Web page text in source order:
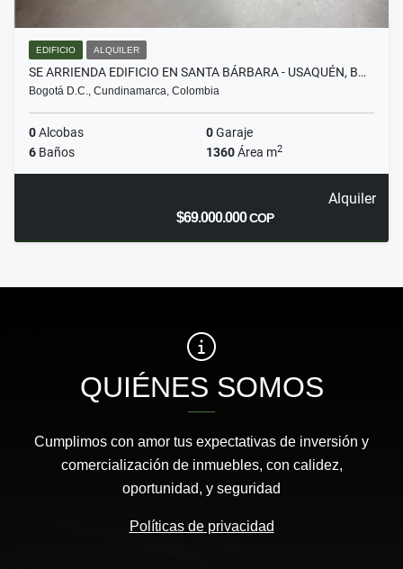
EDIFICIO ALQUILER
SE ARRIENDA EDIFICIO EN SANTA BÁRBARA - USAQUÉN, B…
Bogotá D.C., Cundinamarca, Colombia
0Alcobas 0Garaje
6 Baños 1360Área m2
Alquiler
$69.000.000COP
QUIÉNES SOMOS
Cumplimos con amor tus expectativas de inversión y
comercialización de inmuebles, con calidez,
oportunidad, y seguridad
Políticas de privacidad